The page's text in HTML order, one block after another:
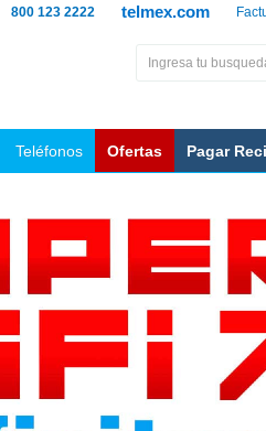
telmex.com
800 123 2222
Teléfonos Ofertas Pagar